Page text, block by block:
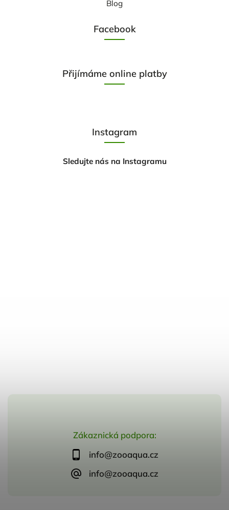
Zákaznická podpora:
info@zooaqua.cz
info@zooaqua.cz
Blog
Facebook
Přijímáme online platby
Instagram
Sledujte nás na Instagramu